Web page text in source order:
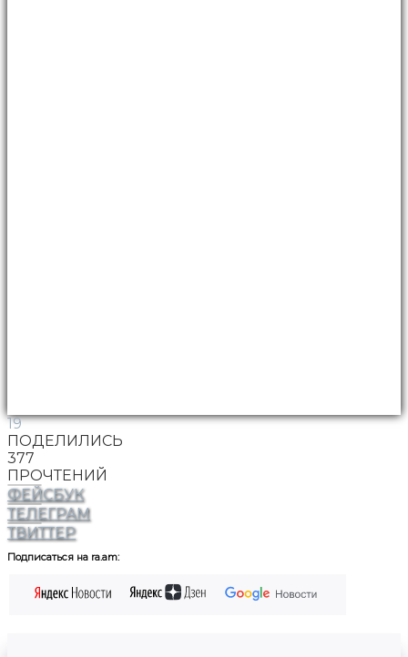
19
ПОДЕЛИЛИСЬ
377
ПРОЧТЕНИЙ
ФЕЙСБУК
ТЕЛЕГРАМ
ТВИТТЕР
Подписаться на ra.am: